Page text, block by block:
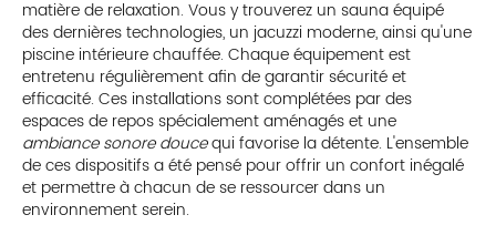
matière de relaxation. Vous y trouverez un sauna équipé
des dernières technologies, un jacuzzi moderne, ainsi qu'une
piscine intérieure chauffée. Chaque équipement est
entretenu régulièrement afin de garantir sécurité et
efficacité. Ces installations sont complétées par des
espaces de repos spécialement aménagés et une
ambiance sonore doucequi favorise la détente. L'ensemble
de ces dispositifs a été pensé pour offrir un confort inégalé
et permettre à chacun de se ressourcer dans un
environnement serein.